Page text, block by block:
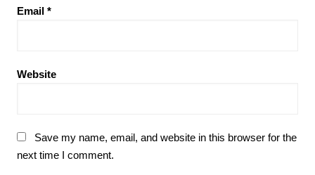
Email *
Website
Save my name, email, and website in this browser for the
next time I comment.